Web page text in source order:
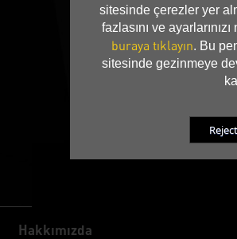
sitesinde çerezler yer
fazlasını ve
buraya tıklayın. Bu
sitesinde gezinmeye
Hakkımızda